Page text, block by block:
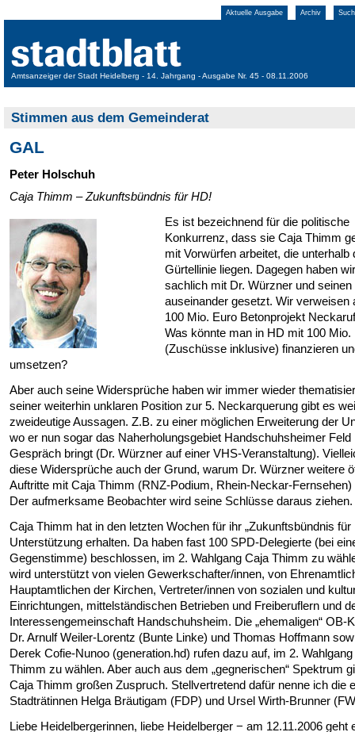
Aktuelle Ausgabe Archiv
Amtsanzeiger der Stadt Heidelberg - 14. Jahrgang - Ausgabe Nr. 45 - 08.11.2006
Stimmen aus dem Gemeinderat
GAL
Peter Holschuh
Caja Thimm – Zukunftsbündnis für HD!
Es ist bezeichnend für die politische
Konkurrenz, dass sie Caja Thimm
mit Vorwürfen arbeitet, die unterhalb
Gürtellinie liegen. Dagegen haben
sachlich mit Dr. Würzner und seinen
auseinander gesetzt. Wir verweisen
100 Mio. Euro Betonprojekt
Was könnte man in HD mit 100 Mio.
(Zuschüsse inklusive) finanzieren
umsetzen?
Aber auch seine Widersprüche haben wir immer wieder
seiner weiterhin unklaren Position zur 5. Neckarquerung gibt es
zweideutige Aussagen. Z.B. zu einer möglichen Erweiterung der
wo er nun sogar das Naherholungsgebiet Handschuhsheimer Feld
Gespräch bringt (Dr. Würzner auf einer VHS-Veranstaltung).
diese Widersprüche auch der Grund, warum Dr. Würzner weitere
Auftritte mit Caja Thimm (RNZ-Podium, Rhein-Neckar-Fernsehen)
Der aufmerksame Beobachter wird seine Schlüsse daraus ziehen.
Caja Thimm hat in den letzten Wochen für ihr „Zukunftsbündnis für
Unterstützung erhalten. Da haben fast 100 SPD-Delegierte (bei
Gegenstimme) beschlossen, im 2. Wahlgang Caja Thimm zu
wird unterstützt von vielen Gewerkschafter/innen, von
Hauptamtlichen der Kirchen, Vertreter/innen von sozialen und
Einrichtungen, mittelständischen Betrieben und Freiberuflern und
Interessengemeinschaft Handschuhsheim. Die „ehemaligen“ OB-
Dr. Arnulf Weiler-Lorentz (Bunte Linke) und Thomas Hoffmann
Derek Cofie-Nunoo (generation.hd) rufen dazu auf, im 2.
Thimm zu wählen. Aber auch aus dem „gegnerischen“ Spektrum
Caja Thimm großen Zuspruch. Stellvertretend dafür nenne ich die
Stadträtinnen Helga Bräutigam (FDP) und Ursel Wirth-Brunner
Liebe Heidelbergerinnen, liebe Heidelberger − am 12.11.2006 geht